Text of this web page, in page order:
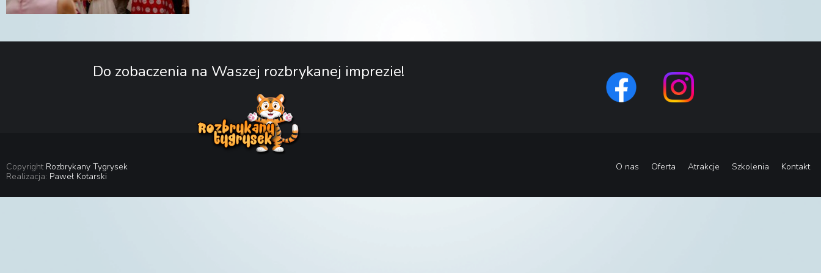
Do zobaczenia na Waszej rozbrykanej imprezie!
Copyright Rozbrykany Tygrysek
Realizacja: Paweł Kotarski
O nas Oferta Atrakcje Szkolenia Kontakt